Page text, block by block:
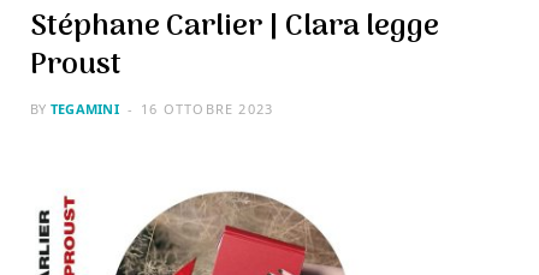
Stéphane Carlier | Clara legge
Proust
BY TEGAMINI 16 OTTOBRE 2023